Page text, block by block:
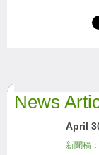
News
April
新聞稿